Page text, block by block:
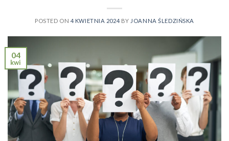
POSTED ON 4 KWIETNIA 2024 BY JOANNA ŚLEDZIŃSKA
04
kwi